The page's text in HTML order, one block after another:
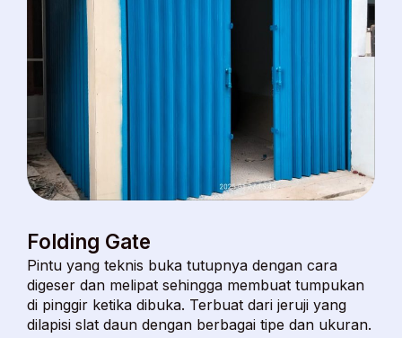
Folding Gate
Pintu yang teknis buka tutupnya dengan cara
digeser dan melipat sehingga membuat tumpukan
di pinggir ketika dibuka. Terbuat dari jeruji yang
dilapisi slat daun dengan berbagai tipe dan ukuran.